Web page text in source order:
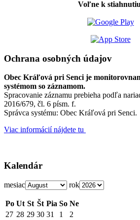
Voľne k
Ochrana osobných údajov
Obec Kráľová pri Senci je
systémom so záznamom.
Spracovanie záznamu prebieha podľa
2016/679, čl. 6 písm. f.
Správca systému: Obec Kráľová pri Senci.
Viac informácií nájdete tu
Kalendár
mesiac rok
Po Ut St Št Pia So Ne
27 28 29 30 31 1
2